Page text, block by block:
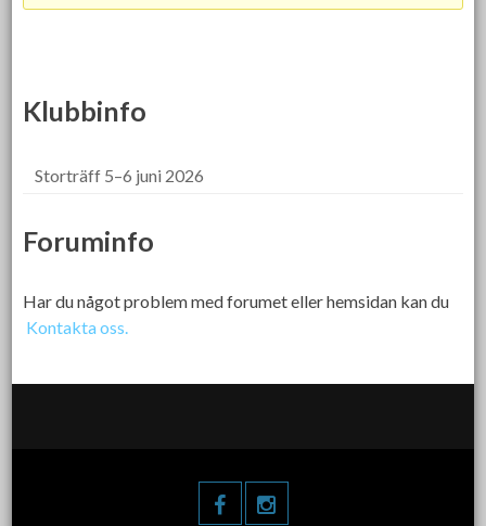
Klubbinfo
Storträff 5–6 juni 2026
Foruminfo
Har du något problem med forumet eller hemsidan kan du
Kontakta oss.